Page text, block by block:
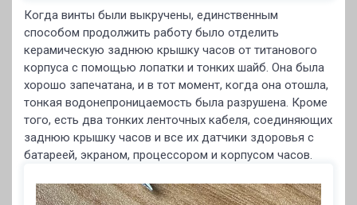
Когда винты были выкручены, единственным
способом продолжить работу было отделить
керамическую заднюю крышку часов от титанового
корпуса с помощью лопатки и тонких шайб. Она была
хорошо запечатана, и в тот момент, когда она отошла,
тонкая водонепроницаемость была разрушена. Кроме
того, есть два тонких ленточных кабеля, соединяющих
заднюю крышку часов и все их датчики здоровья с
батареей, экраном, процессором и корпусом часов.